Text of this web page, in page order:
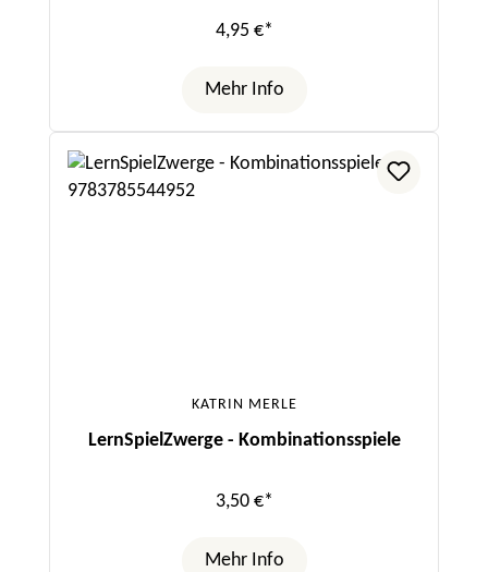
4,95 €*
Mehr Info
KATRIN MERLE
LernSpielZwerge - Kombinationsspiele
3,50 €*
Mehr Info